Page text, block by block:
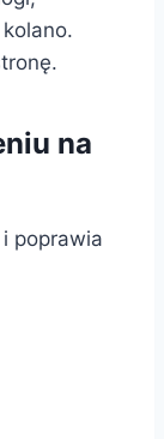
na
poprawia